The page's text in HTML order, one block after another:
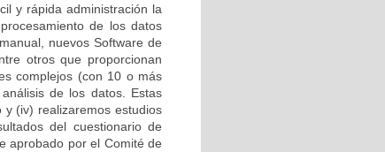
y rápida administración la
de los datos
nuevos Software de
otros que proporcionan
complejos (con 10 o más
de los datos. Estas
(iv) realizaremos estudios
del cuestionario de
aprobado por el Comité de